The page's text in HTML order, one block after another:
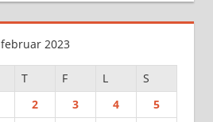
februar 2023
T F L
S
2 3 4
5